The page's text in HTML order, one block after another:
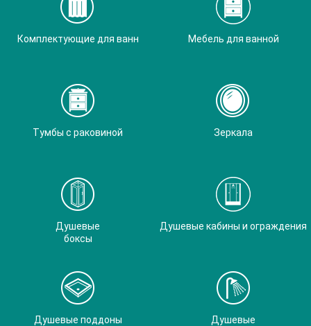
Комплектующие для ванн Мебель для ванной
Тумбы с раковиной Зеркала
Душевые
боксы
Душевые кабины и ограждения
Душевые поддоны
Душевые